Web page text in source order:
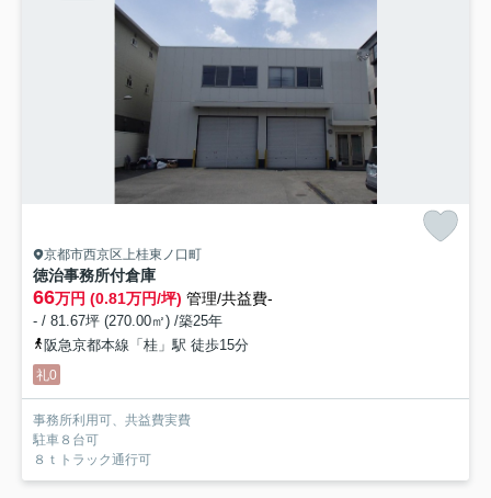
京都市西京区上桂東ノ口町
徳治事務所付倉庫
66万円 (0.81万円/坪) 管理/共益費-
- / 81.67坪 (270.00㎡) /築25年
阪急京都本線「桂」駅 徒歩15分
礼0
事務所利用可、共益費実費
駐車８台可
８ｔトラック通行可